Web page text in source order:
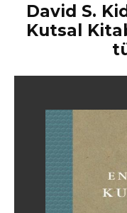
David S.
Kutsal